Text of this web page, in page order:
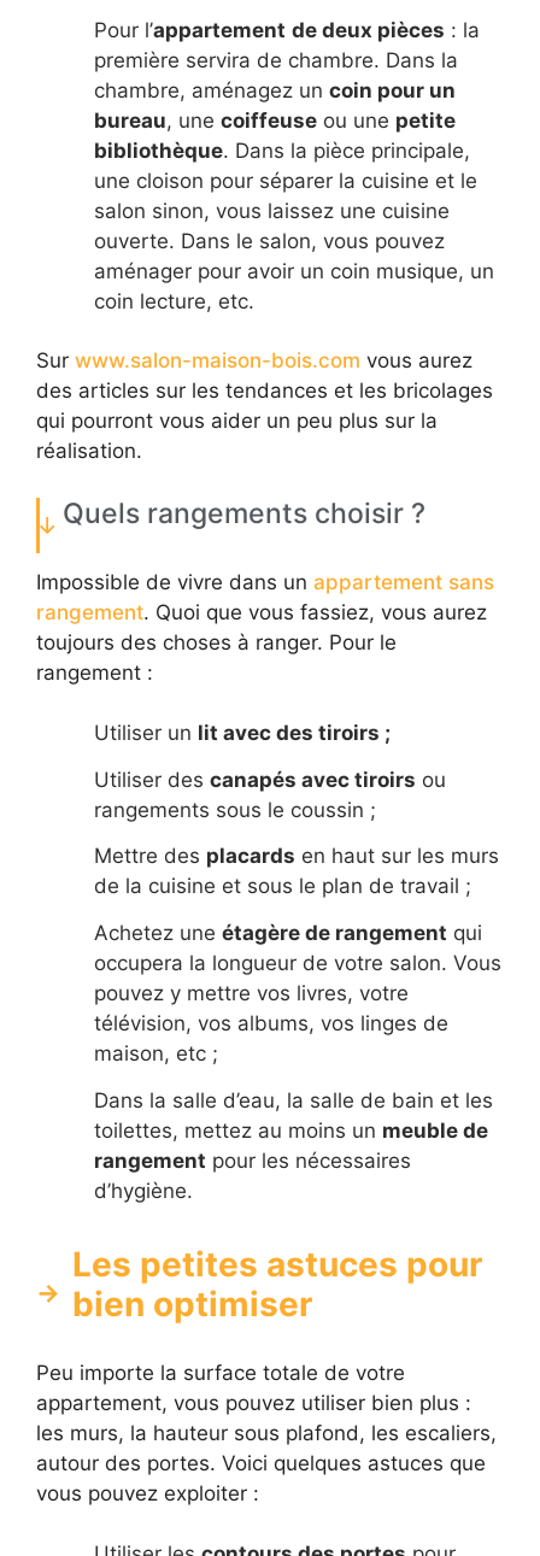
Pour l’appartement de deux pièces : la
première servira de chambre. Dans la
chambre, aménagez un coin pour un
bureau, une coiffeuse ou une petite
bibliothèque. Dans la pièce principale,
une cloison pour séparer la cuisine et le
salon sinon, vous laissez une cuisine
ouverte. Dans le salon, vous pouvez
aménager pour avoir un coin musique, un
coin lecture, etc.
Sur www.salon-maison-bois.com vous aurez
des articles sur les tendances et les bricolages
qui pourront vous aider un peu plus sur la
réalisation.
Quels rangements choisir ?
Impossible de vivre dans un appartement sans
rangement. Quoi que vous fassiez, vous aurez
toujours des choses à ranger. Pour le
rangement :
Utiliser un lit avec des tiroirs ;
Utiliser des canapés avec tiroirs ou
rangements sous le coussin ;
Mettre des placards en haut sur les murs
de la cuisine et sous le plan de travail ;
Achetez une étagère de rangement qui
occupera la longueur de votre salon. Vous
pouvez y mettre vos livres, votre
télévision, vos albums, vos linges de
maison, etc ;
Dans la salle d’eau, la salle de bain et les
toilettes, mettez au moins un meuble de
rangement pour les nécessaires
d’hygiène.
Les petites astuces pour
bien optimiser
Peu importe la surface totale de votre
appartement, vous pouvez utiliser bien plus :
les murs, la hauteur sous plafond, les escaliers,
autour des portes. Voici quelques astuces que
vous pouvez exploiter :